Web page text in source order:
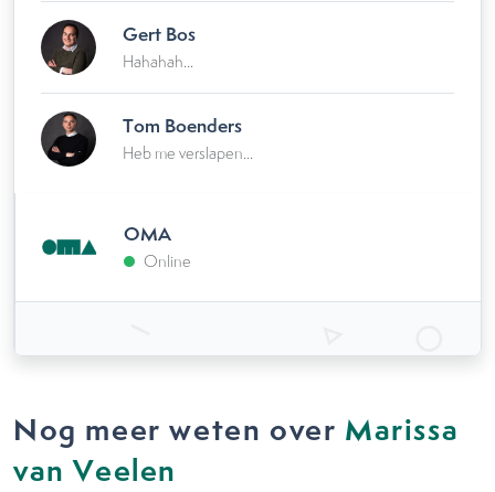
Gert Bos
Hahahah...
Tom Boenders
Heb me verslapen...
OMA
Online
Nog meer weten over Marissa
van Veelen